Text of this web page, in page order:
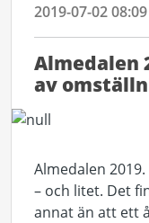
2019-07-02 08:09
Almedalen
av
Almedalen
– och litet. Det
annat än att ett